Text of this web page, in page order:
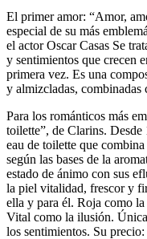
El primer amor: “Amor,
especial de su más
el actor Oscar Casas Se
y sentimientos que crecen
primera vez. Es una
y almizcladas,
Para los románticos más
toilette”, de Clarins. Desde
eau de toilette que
según las bases de la
estado de ánimo con sus
la piel vitalidad, frescor y
ella y para él. Roja como
Vital como la ilusión.
los sentimientos. Su